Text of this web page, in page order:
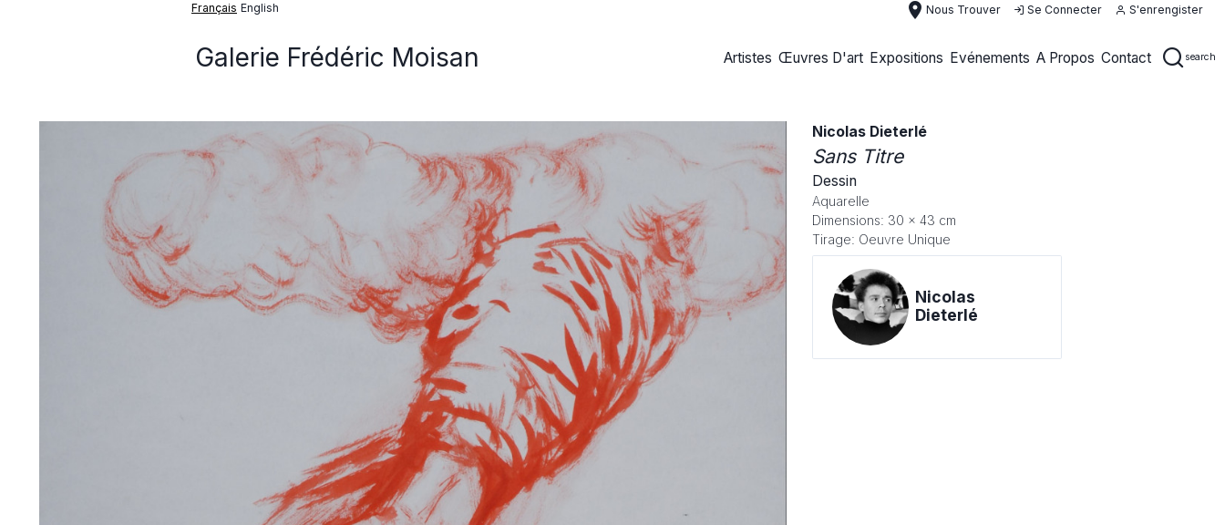
Français English place Nous Trouver Se Connecter S'enrengister
Galerie Frédéric Moisan Artistes Œuvres D'art Expositions Evénements A Propos Contact search
Nicolas Dieterlé
Sans Titre
Dessin
Aquarelle
Dimensions: 30 x 43 cm
Tirage: Oeuvre Unique
Nicolas
Dieterlé